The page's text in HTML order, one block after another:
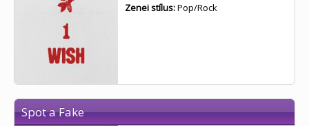
Zenei stílus:Pop/Rock
Spot a Fake